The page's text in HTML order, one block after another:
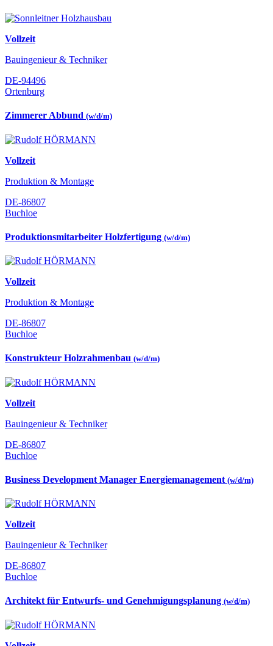
Vollzeit
Bauingenieur & Techniker
DE-94496
Ortenburg
Zimmerer Abbund (w/d/m)
Vollzeit
Produktion & Montage
DE-86807
Buchloe
Produktionsmitarbeiter Holzfertigung (w/d/m)
Vollzeit
Produktion & Montage
DE-86807
Buchloe
Konstrukteur Holzrahmenbau (w/d/m)
Vollzeit
Bauingenieur & Techniker
DE-86807
Buchloe
Business Development Manager Energiemanagement (w/d/m)
Vollzeit
Bauingenieur & Techniker
DE-86807
Buchloe
Architekt für Entwurfs- und Genehmigungsplanung (w/d/m)